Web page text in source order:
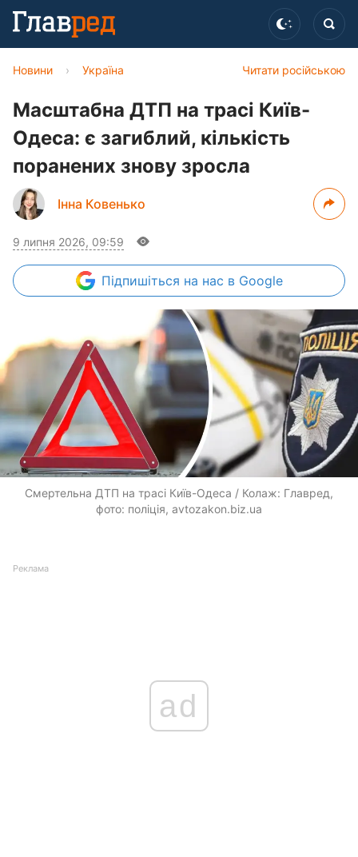
Читати російською
Новини › Україна
Масштабна ДТП на трасі Київ-
Одеса: є загиблий, кількість
поранених знову зросла
Інна Ковенько
9 липня 2026, 09:59
Підпишіться на нас в Google
Смертельна ДТП на трасі Київ-Одеса / Колаж: Главред,
фото: поліція, avtozakon.biz.ua
Реклама
ad